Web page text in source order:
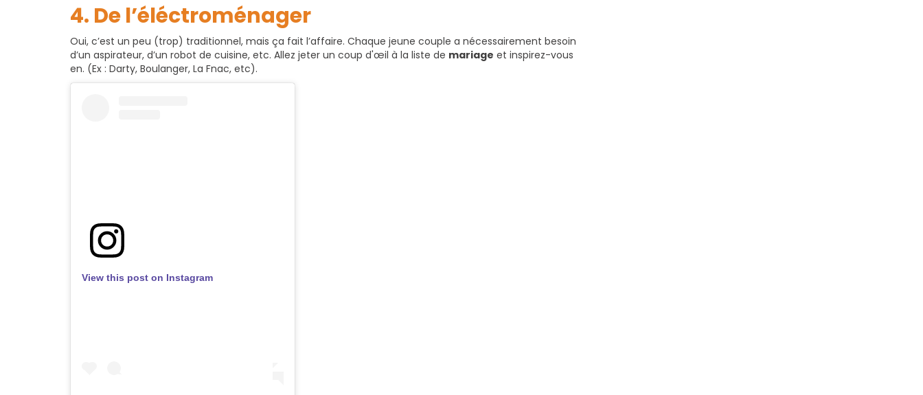
4. De l’éléctroménager
Oui, c’est un peu (trop) traditionnel, mais ça fait l’affaire. Chaque jeune couple a nécessairement besoin
d’un aspirateur, d’un robot de cuisine, etc. Allez jeter un coup d'œil à la liste de mariage et inspirez-vous
en. (Ex : Darty, Boulanger, La Fnac, etc).
View this post on Instagram